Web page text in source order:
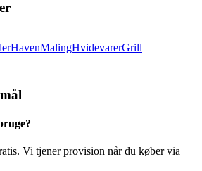
HavenMalingHvidevarerGrill
Vi tjener provision når du køber via